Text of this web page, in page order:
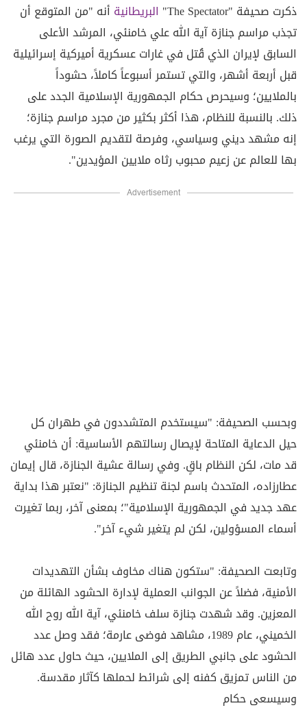
ذكرت صحيفة "The Spectator" البريطانية أنه "من المتوقع أن
تجذب مراسم جنازة آية الله علي خامنئي، المرشد الأعلى
السابق لإيران الذي قُتل في غارات عسكرية أميركية إسرائيلية
قبل أربعة أشهر، والتي تستمر أسبوعاً كاملاً، حشوداً
بالملايين؛ وسيحرص حكام الجمهورية الإسلامية الجدد على
ذلك. بالنسبة للنظام، هذا أكثر بكثير من مجرد مراسم جنازة؛
إنه مشهد ديني وسياسي، وفرصة لتقديم الصورة التي يرغب
بها للعالم عن زعيم محبوب رثاه ملايين المؤيدين".
Advertisement
وبحسب الصحيفة: "سيستخدم المتشددون في طهران كل
حيل الدعاية المتاحة لإيصال رسالتهم الأساسية: أن خامنئي
قد مات، لكن النظام باقٍ. وفي رسالة عشية الجنازة، قال إيمان
عطارزاده، المتحدث باسم لجنة تنظيم الجنازة: "نعتبر هذا بداية
عهد جديد في الجمهورية الإسلامية"؛ بمعنى آخر، ربما تغيرت
أسماء المسؤولين، لكن لم يتغير شيء آخر".
وتابعت الصحيفة: "ستكون هناك مخاوف بشأن التهديدات
الأمنية، فضلاً عن الجوانب العملية لإدارة الحشود الهائلة من
المعزين. وقد شهدت جنازة سلف خامنئي، آية الله روح الله
الخميني، عام 1989، مشاهد فوضى عارمة؛ فقد وصل عدد
الحشود على جانبي الطريق إلى الملايين، حيث حاول عدد هائل
من الناس تمزيق كفنه إلى شرائط لحملها كآثار مقدسة.
وسيسعى حكام